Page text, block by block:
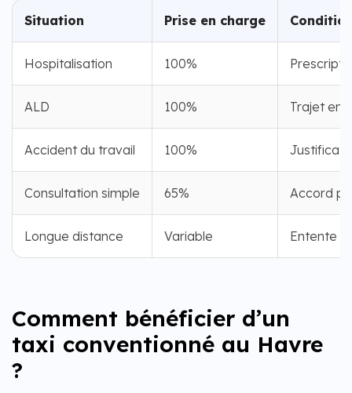
Situation Prise en charge
Hospitalisation 100%
ALD 100% Trajet en
Accident du travail 100%
Consultation simple 65% Accord
Longue distance Variable Entente
Comment bénéficier d’un
taxi conventionné au Havre
?